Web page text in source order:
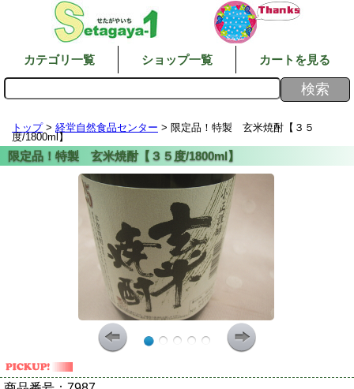
カテゴリ一覧 ショップ一覧 カートを見る
トップ> 経堂自然食品センター > 限定品！特製 玄米焼酎【３５
度/1800ml】